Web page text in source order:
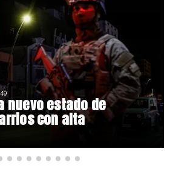
nuevo estado de
con alta